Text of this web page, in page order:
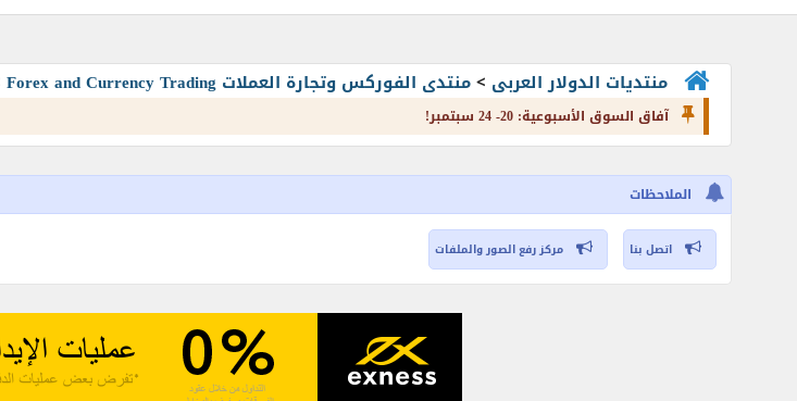
منتديات الدولار العربى >منتدى الفوركس وتجارة العملات Forex and Currency Trading
آفاق السوق الأسبوعية: 20- 24 سبتمبر!
الملاحظات
اتصل بنا مركز رفع الصور والملفات